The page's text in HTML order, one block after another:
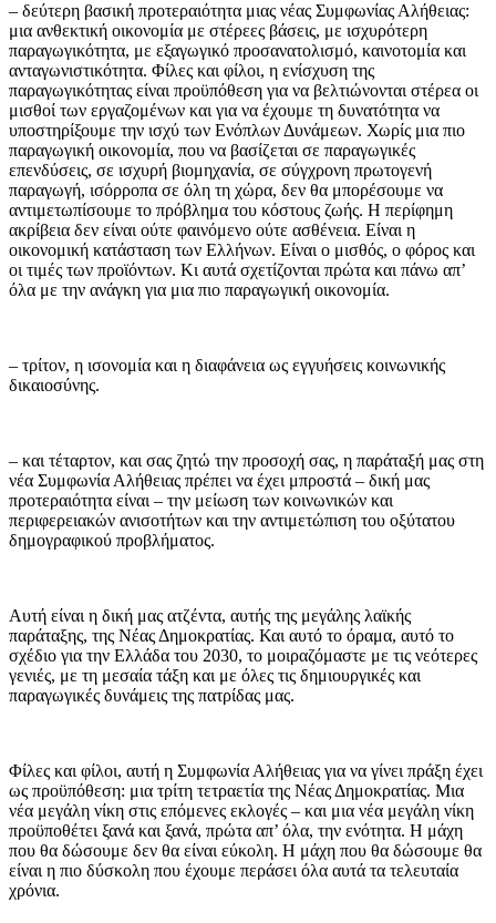
– δεύτερη βασική προτεραιότητα μιας νέας Συμφωνίας Αλήθειας:
μια ανθεκτική οικονομία με στέρεες βάσεις, με ισχυρότερη
παραγωγικότητα, με εξαγωγικό προσανατολισμό, καινοτομία και
ανταγωνιστικότητα. Φίλες και φίλοι, η ενίσχυση της
παραγωγικότητας είναι προϋπόθεση για να βελτιώνονται στέρεα οι
μισθοί των εργαζομένων και για να έχουμε τη δυνατότητα να
υποστηρίξουμε την ισχύ των Ενόπλων Δυνάμεων. Χωρίς μια πιο
παραγωγική οικονομία, που να βασίζεται σε παραγωγικές
επενδύσεις, σε ισχυρή βιομηχανία, σε σύγχρονη πρωτογενή
παραγωγή, ισόρροπα σε όλη τη χώρα, δεν θα μπορέσουμε να
αντιμετωπίσουμε το πρόβλημα του κόστους ζωής. Η περίφημη
ακρίβεια δεν είναι ούτε φαινόμενο ούτε ασθένεια. Είναι η
οικονομική κατάσταση των Ελλήνων. Είναι ο μισθός, ο φόρος και
οι τιμές των προϊόντων. Κι αυτά σχετίζονται πρώτα και πάνω απ’
όλα με την ανάγκη για μια πιο παραγωγική οικονομία.
– τρίτον, η ισονομία και η διαφάνεια ως εγγυήσεις κοινωνικής
δικαιοσύνης.
– και τέταρτον, και σας ζητώ την προσοχή σας, η παράταξή μας στη
νέα Συμφωνία Αλήθειας πρέπει να έχει μπροστά – δική μας
προτεραιότητα είναι – την μείωση των κοινωνικών και
περιφερειακών ανισοτήτων και την αντιμετώπιση του οξύτατου
δημογραφικού προβλήματος.
Αυτή είναι η δική μας ατζέντα, αυτής της μεγάλης λαϊκής
παράταξης, της Νέας Δημοκρατίας. Και αυτό το όραμα, αυτό το
σχέδιο για την Ελλάδα του 2030, το μοιραζόμαστε με τις νεότερες
γενιές, με τη μεσαία τάξη και με όλες τις δημιουργικές και
παραγωγικές δυνάμεις της πατρίδας μας.
Φίλες και φίλοι, αυτή η Συμφωνία Αλήθειας για να γίνει πράξη έχει
ως προϋπόθεση: μια τρίτη τετραετία της Νέας Δημοκρατίας. Μια
νέα μεγάλη νίκη στις επόμενες εκλογές – και μια νέα μεγάλη νίκη
προϋποθέτει ξανά και ξανά, πρώτα απ’ όλα, την ενότητα. Η μάχη
που θα δώσουμε δεν θα είναι εύκολη. Η μάχη που θα δώσουμε θα
είναι η πιο δύσκολη που έχουμε περάσει όλα αυτά τα τελευταία
χρόνια.